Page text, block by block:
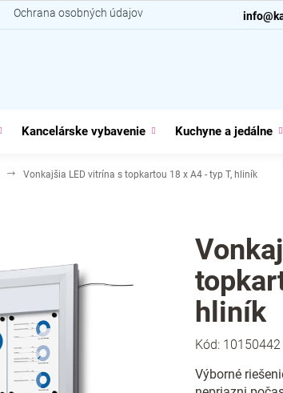
Ochrana osobných údajov
Kancelárske vybavenie Kuchyne a jedálne
Vonkajšia LED vitrína s topkartou 18 x A4 - typ T, hliník
hliník
Kód: 10150442
Výborné